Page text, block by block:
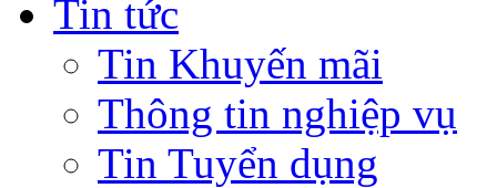
Tin tức
Tin Khuyến mãi
Thông tin nghiệp vụ
Tin Tuyển dụng